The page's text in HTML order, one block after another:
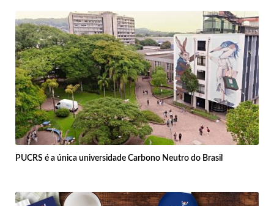
PUCRS é a única universidade Carbono Neutro do Brasil